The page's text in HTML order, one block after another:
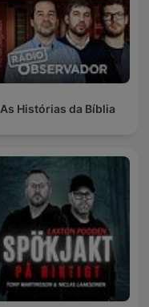
As Histórias da Bíblia